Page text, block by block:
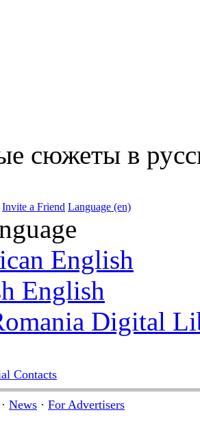
сюжеты в
Invite a Friend Language (en)
English
English
Digital
Contacts
· News · For Advertisers